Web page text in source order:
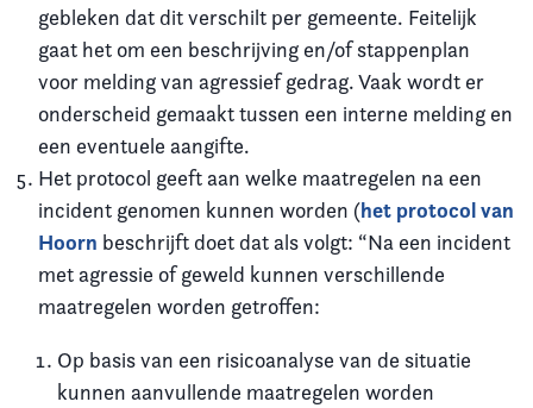
gebleken dat dit verschilt per gemeente. Feitelijk
gaat het om een beschrijving en/of stappenplan
voor melding van agressief gedrag. Vaak wordt er
onderscheid gemaakt tussen een interne melding en
een eventuele aangifte.
Het protocol geeft aan welke maatregelen na een
incident genomen kunnen worden (het protocol van
Hoorn beschrijft doet dat als volgt: “Na een incident
met agressie of geweld kunnen verschillende
maatregelen worden getroffen:
Op basis van een risicoanalyse van de situatie
kunnen aanvullende maatregelen worden